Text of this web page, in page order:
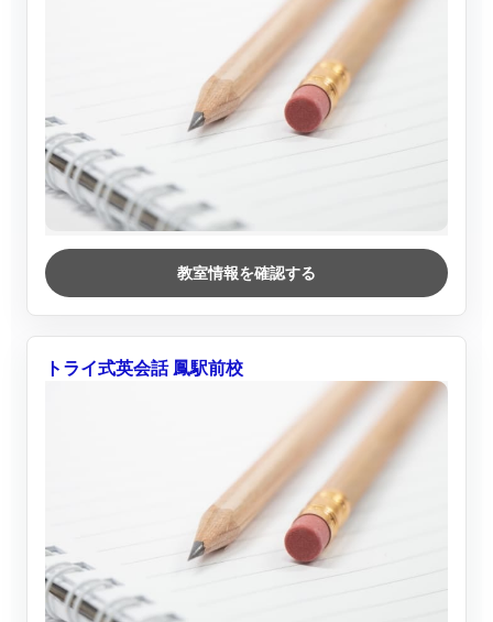
教室情報を確認する
トライ式英会話 鳳駅前校